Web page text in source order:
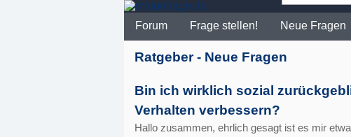
Forum Frage stellen! Neue Fragen
Ratgeber - Neue Fragen
Bin ich wirklich sozial
Verhalten verbessern?
Hallo zusammen, ehrlich gesagt ist es mir